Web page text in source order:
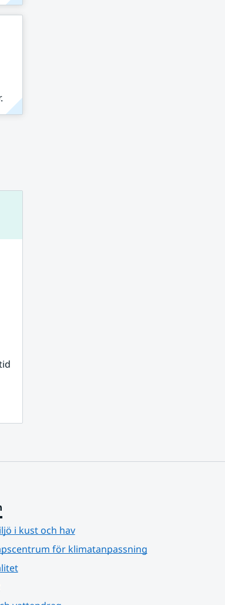
i kust och hav
för klimatanpassning